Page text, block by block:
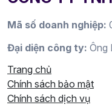
Mã số doanh nghiệp:
Đại diện công ty: Ông
Trang chủ
Chính sách bảo mật
Chính sách dịch vụ